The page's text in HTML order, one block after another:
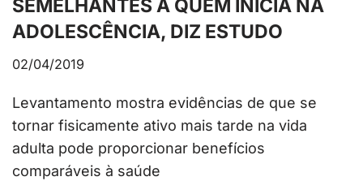
SEMELHANTES A QUEM INICIA NA
ADOLESCÊNCIA, DIZ ESTUDO
02/04/2019
Levantamento mostra evidências de que se
tornar fisicamente ativo mais tarde na vida
adulta pode proporcionar benefícios
comparáveis à saúde